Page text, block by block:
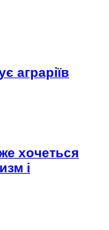
аграріїв
хочеться
і